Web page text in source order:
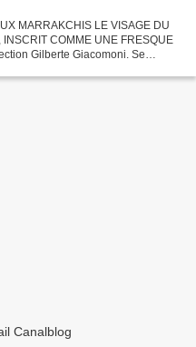
MARRAKCHIS LE VISAGE DU
COMME UNE FRESQUE
Gilberte Giacomoni. Se
Canalblog